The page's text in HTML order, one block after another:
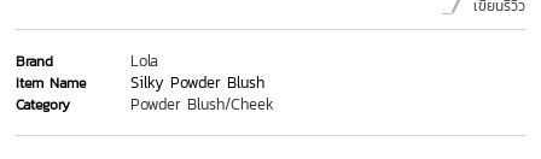
เขียนรีวิว
Brand Lola
Item Name Silky Powder Blush
Category Powder Blush/Cheek